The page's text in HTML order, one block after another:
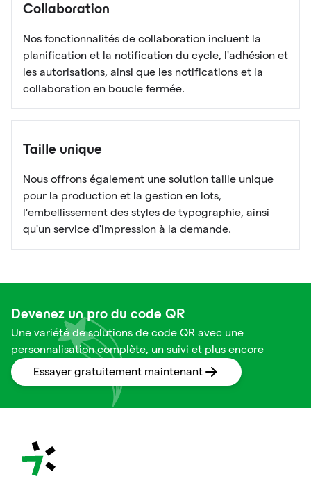
Collaboration
Nos fonctionnalités de collaboration incluent la
planification et la notification du cycle, l'adhésion et
les autorisations, ainsi que les notifications et la
collaboration en boucle fermée.
Taille unique
Nous offrons également une solution taille unique
pour la production et la gestion en lots,
l'embellissement des styles de typographie, ainsi
qu'un service d'impression à la demande.
Devenez un pro du code QR
Une variété de solutions de code QR avec une
personnalisation complète, un suivi et plus encore
Essayer gratuitement maintenant